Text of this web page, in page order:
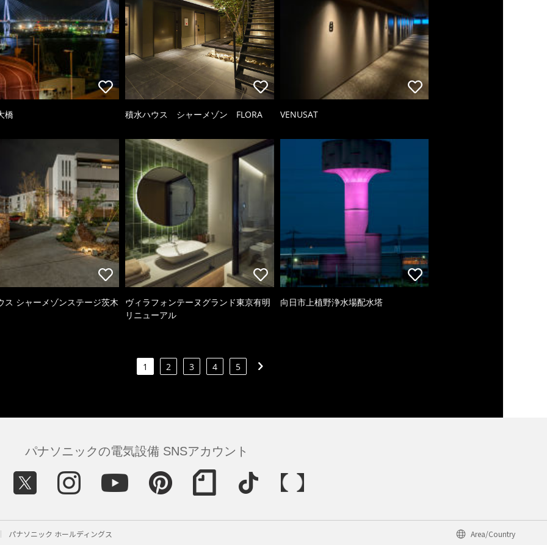
橋 積水ハウス シャーメゾン FLORA VENUSAT
ス シャーメゾンステージ茨木
ヴィラフォンテーヌグランド東京有明
リニューアル
向日市上植野浄水場配水塔
1 2 3 4 5
パナソニックの電気設備 SNSアカウント
パナソニック ホールディングス Area/Country